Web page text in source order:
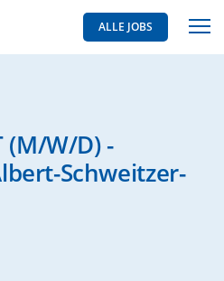
ALLE JOBS
(M/W/D) -
Schweitzer-